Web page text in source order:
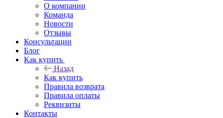
О компании
Команда
Новости
Отзывы
Консультации
Блог
Как купить
Назад
Как купить
Правила возврата
Правила оплаты
Реквизиты
Контакты